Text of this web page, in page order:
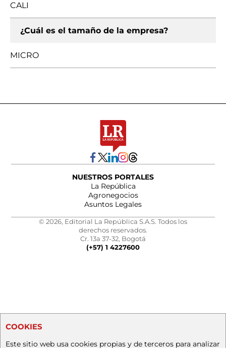
CALI
¿Cuál es el tamaño de la empresa?
MICRO
NUESTROS PORTALES
La República
Agronegocios
Asuntos Legales
© 2026, Editorial La República S.A.S. Todos los
derechos reservados.
Cr. 13a 37-32, Bogotá
(+57) 1 4227600
COOKIES
Este sitio web usa cookies propias y de terceros para analizar